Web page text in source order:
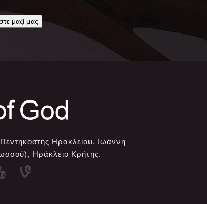
μαζί μας
Ηρακλείου, Ιωάννη
Ηράκλειο Κρήτης.